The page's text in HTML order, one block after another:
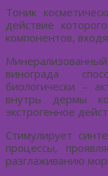
Тоник
действие
компонентов,
винограда
биологически –
внутрь дермы
экстрогенное
Стимулирует
процессы,
разглаживанию